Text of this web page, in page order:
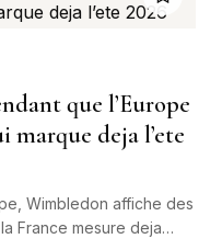
que l’Europe
marque deja l’ete
Wimbledon affiche des
France mesure deja